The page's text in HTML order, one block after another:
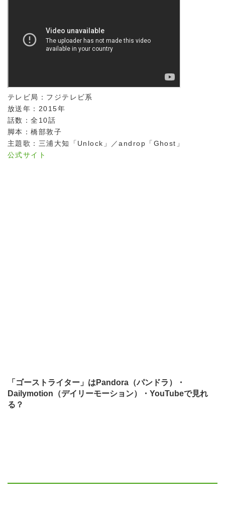
テレビ局：フジテレビ系
放送年：2015年
話数：全10話
脚本：橋部敦子
主題歌：三浦大知「Unlock」／androp「Ghost」
公式サイト
「ゴーストライター」はPandora（パンドラ）・
Dailymotion（デイリーモーション）・YouTubeで見れ
る？